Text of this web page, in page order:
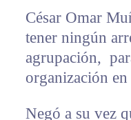
César Omar
tener ningún
agrupación,
organización
Negó a su vez